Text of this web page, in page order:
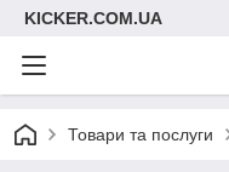
KICKER.COM.UA
Товари та послуги